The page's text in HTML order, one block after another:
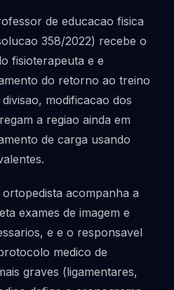
de educacao fisica
358/2022) recebe o
fisioterapeuta e e
do retorno ao treino
modificacao dos
a regiao ainda em
de carga usando
acompanha a
exames de imagem e
e e o responsavel
medico de
graves (ligamentares,